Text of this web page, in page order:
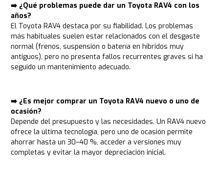
➡️ ¿Qué problemas puede dar un Toyota RAV4 con los
años?
El Toyota RAV4 destaca por su fiabilidad. Los problemas
más habituales suelen estar relacionados con el desgaste
normal (frenos, suspensión o batería en híbridos muy
antiguos), pero no presenta fallos recurrentes graves si ha
seguido un mantenimiento adecuado.
➡️ ¿Es mejor comprar un Toyota RAV4 nuevo o uno de
ocasión?
Depende del presupuesto y las necesidades. Un RAV4 nuevo
ofrece la última tecnología, pero uno de ocasión permite
ahorrar hasta un 30–40 %, acceder a versiones muy
completas y evitar la mayor depreciación inicial.